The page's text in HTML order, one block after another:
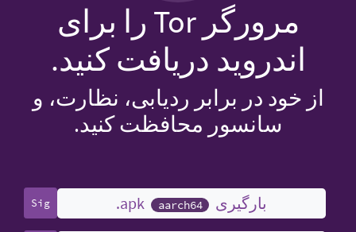
مرورگر Tor را برای
اندروید دریافت کنید.
از خود در برابر ردیابی، نظارت، و
سانسور محافظت کنید.
بارگیری ‎.apk aarch64
Sig